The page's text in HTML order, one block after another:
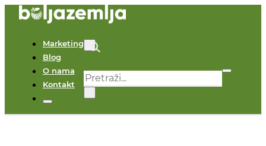
Marketing
Blog
O nama
Kontakt
Pretraga